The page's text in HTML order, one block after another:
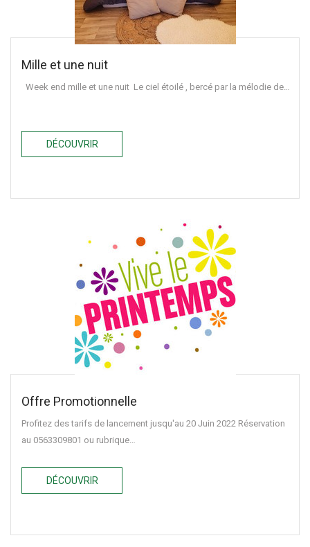
Mille et une nuit
Week end mille et une nuit Le ciel étoilé , bercé par la mélodie de…
DÉCOUVRIR
Offre Promotionnelle
Profitez des tarifs de lancement jusqu'au 20 Juin 2022 Réservation
au 0563309801 ou rubrique…
DÉCOUVRIR